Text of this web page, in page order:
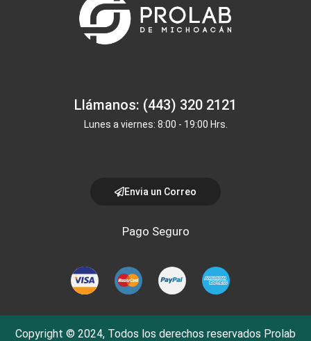
Llámanos: (443) 320 2121
Lunes a viernes: 8:00 - 19:00 Hrs.
Envia un Correo
Pago Seguro
Copyright © 2024, Todos los derechos reservados Prolab